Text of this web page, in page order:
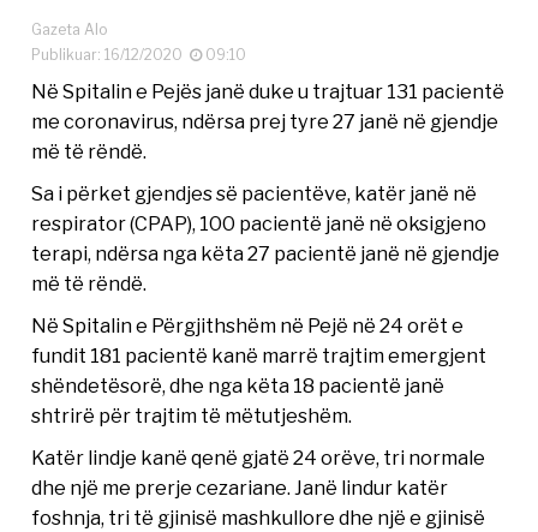
Gazeta Alo
Publikuar: 16/12/2020
09:10
Në Spitalin e Pejës janë duke u trajtuar 131 pacientë
me coronavirus, ndërsa prej tyre 27 janë në gjendje
më të rëndë.
Sa i përket gjendjes së pacientëve, katër janë në
respirator (CPAP), 100 pacientë janë në oksigjeno
terapi, ndërsa nga këta 27 pacientë janë në gjendje
më të rëndë.
Në Spitalin e Përgjithshëm në Pejë në 24 orët e
fundit 181 pacientë kanë marrë trajtim emergjent
shëndetësorë, dhe nga këta 18 pacientë janë
shtrirë për trajtim të mëtutjeshëm.
Katër lindje kanë qenë gjatë 24 orëve, tri normale
dhe një me prerje cezariane. Janë lindur katër
foshnja, tri të gjinisë mashkullore dhe një e gjinisë